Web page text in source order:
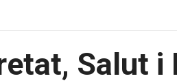
Salut